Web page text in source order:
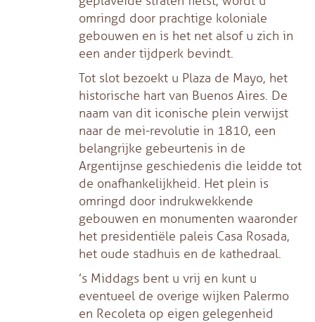
omringd door prachtige koloniale
gebouwen en is het net alsof u zich in
een ander tijdperk bevindt.
Tot slot bezoekt u Plaza de Mayo, het
historische hart van Buenos Aires. De
naam van dit iconische plein verwijst
naar de mei-revolutie in 1810, een
belangrijke gebeurtenis in de
Argentijnse geschiedenis die leidde tot
de onafhankelijkheid. Het plein is
omringd door indrukwekkende
gebouwen en monumenten waaronder
het presidentiële paleis Casa Rosada,
het oude stadhuis en de kathedraal.
’s Middags bent u vrij en kunt u
eventueel de overige wijken Palermo
en Recoleta op eigen gelegenheid